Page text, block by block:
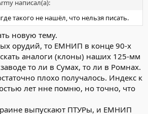
написал(а):
такого не нашёл, что нельзя писать.
новую тему.
орудий, то ЕМНИП в конце 90-х
аналоги (клоны) наших 125-мм
то ли в Сумах, то ли в Ромнах.
плохо получалось. Индекс к
лет нне помню, но точно, что
выпускают ПТУРы, и ЕМНИП